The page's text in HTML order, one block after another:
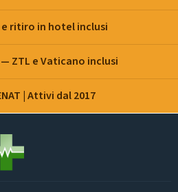
e ritiro in hotel inclusi
ZTL e Vaticano inclusi
| Attivi dal 2017